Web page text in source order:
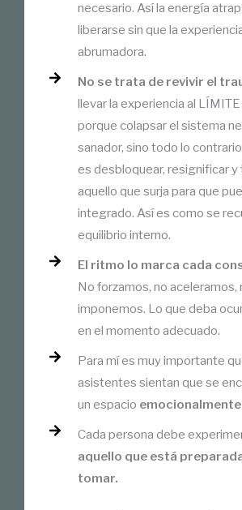
necesario. Así la energía
liberarse sin que la
abrumadora.
No se trata de revivir el
llevar la experiencia al
porque colapsar el sistema
sanador, sino todo lo
es desbloquear, resignificar
aquello que surja para que
integrado. Así es como se
equilibrio interno.
El ritmo lo marca cada
No forzamos, no aceleramos,
imponemos. Lo que deba
en el momento adecuado.
Para mí es muy importante
asistentes sientan que se
un espacio
Cada persona debe
aquello que está
tomar.